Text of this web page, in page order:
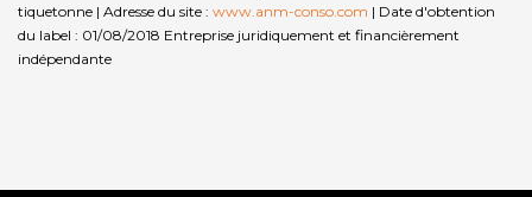
tiquetonne | Adresse du site : www.anm-conso.com | Date d'obtention
du label : 01/08/2018 Entreprise juridiquement et financièrement
indépendante